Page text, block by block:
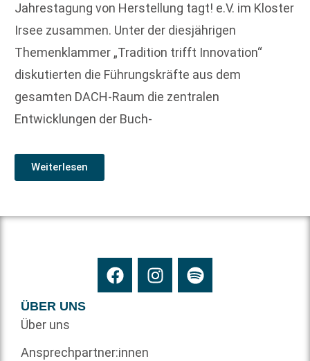
Jahrestagung von Herstellung tagt! e.V. im Kloster
Irsee zusammen. Unter der diesjährigen
Themenklammer „Tradition trifft Innovation“
diskutierten die Führungskräfte aus dem
gesamten DACH-Raum die zentralen
Entwicklungen der Buch-
Weiterlesen
ÜBER UNS
Über uns
Ansprechpartner:innen